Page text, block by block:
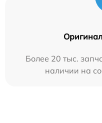
Более 20 тыс.
наличии на